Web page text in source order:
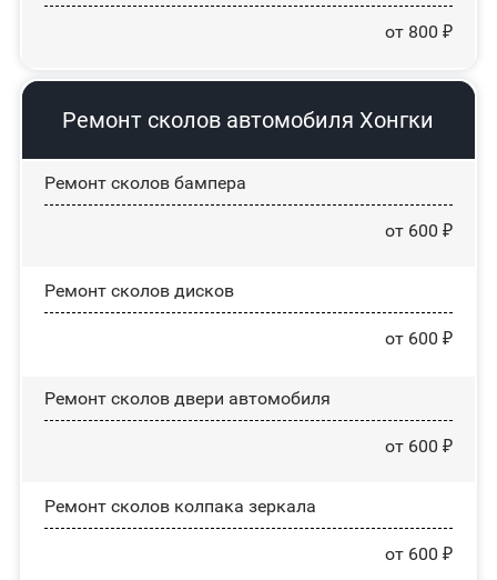
от 800 ₽
Ремонт сколов автомобиля Хонгки
Ремонт сколов бампера
от 600 ₽
Ремонт сколов дисков
от 600 ₽
Ремонт сколов двери автомобиля
от 600 ₽
Ремонт сколов колпака зеркала
от 600 ₽